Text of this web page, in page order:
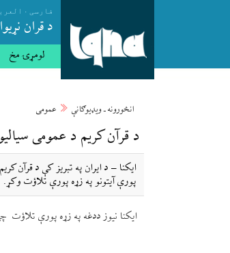
فارسی .
د قران
لومړۍ مخ
انځورونه ـ ویډیوګانې عمومی
د قرآن کریم د عمومی
پورې آیتونو په زړه پورې تلاؤت وکړ.
ایکنا نیوز ددغه په زړه پورې